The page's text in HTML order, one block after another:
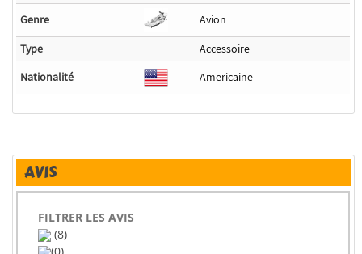
Genre
Avion
Type
Accessoire
Nationalité
Americaine
AVIS
FILTRER LES AVIS
(8)